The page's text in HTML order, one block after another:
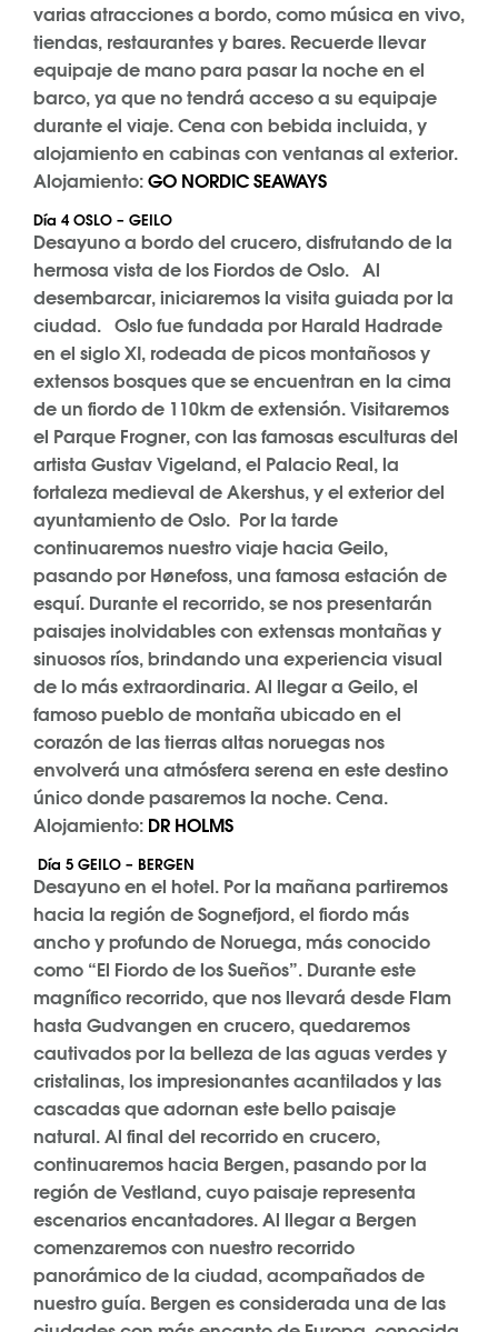
varias atracciones a bordo, como música en vivo,
tiendas, restaurantes y bares. Recuerde llevar
equipaje de mano para pasar la noche en el
barco, ya que no tendrá acceso a su equipaje
durante el viaje. Cena con bebida incluida, y
alojamiento en cabinas con ventanas al exterior.
Alojamiento:GO NORDIC SEAWAYS
Día 4 OSLO – GEILO
Desayuno a bordo del crucero, disfrutando de la
hermosa vista de los Fiordos de Oslo. Al
desembarcar, iniciaremos la visita guiada por la
ciudad. Oslo fue fundada por Harald Hadrade
en el siglo XI, rodeada de picos montañosos y
extensos bosques que se encuentran en la cima
de un fiordo de 110km de extensión. Visitaremos
el Parque Frogner, con las famosas esculturas del
artista Gustav Vigeland, el Palacio Real, la
fortaleza medieval de Akershus, y el exterior del
ayuntamiento de Oslo. Por la tarde
continuaremos nuestro viaje hacia Geilo,
pasando por Hønefoss, una famosa estación de
esquí. Durante el recorrido, se nos presentarán
paisajes inolvidables con extensas montañas y
sinuosos ríos, brindando una experiencia visual
de lo más extraordinaria. Al llegar a Geilo, el
famoso pueblo de montaña ubicado en el
corazón de las tierras altas noruegas nos
envolverá una atmósfera serena en este destino
único donde pasaremos la noche. Cena.
Alojamiento: DR HOLMS
Día 5 GEILO – BERGEN
Desayuno en el hotel. Por la mañana partiremos
hacia la región de Sognefjord, el fiordo más
ancho y profundo de Noruega, más conocido
como “El Fiordo de los Sueños”. Durante este
magnífico recorrido, que nos llevará desde Flam
hasta Gudvangen en crucero, quedaremos
cautivados por la belleza de las aguas verdes y
cristalinas, los impresionantes acantilados y las
cascadas que adornan este bello paisaje
natural. Al final del recorrido en crucero,
continuaremos hacia Bergen, pasando por la
región de Vestland, cuyo paisaje representa
escenarios encantadores. Al llegar a Bergen
comenzaremos con nuestro recorrido
panorámico de la ciudad, acompañados de
nuestro guía. Bergen es considerada una de las